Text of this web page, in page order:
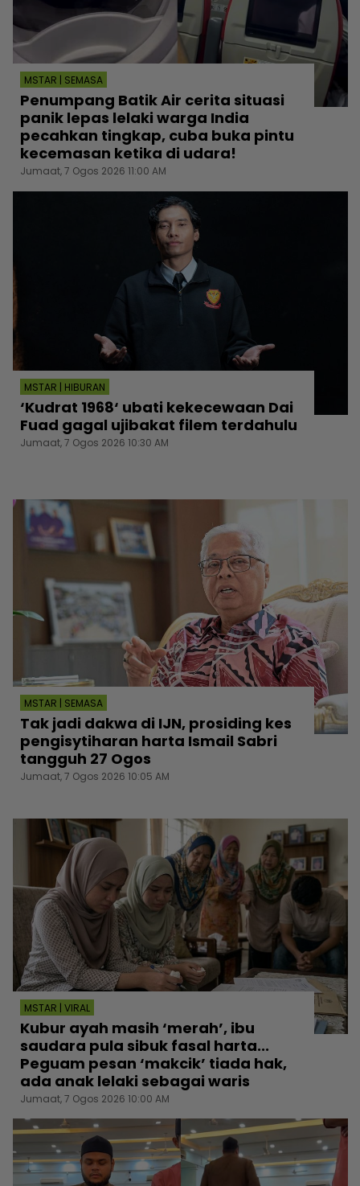
MSTAR | SEMASA
Penumpang Batik Air cerita situasi
panik lepas lelaki warga India
pecahkan tingkap, cuba buka pintu
kecemasan ketika di udara!
Jumaat, 7 Ogos 2026 11:00 AM
MSTAR | HIBURAN
‘Kudrat 1968‘ ubati kekecewaan Dai
Fuad gagal ujibakat filem terdahulu
Jumaat, 7 Ogos 2026 10:30 AM
MSTAR | SEMASA
Tak jadi dakwa di IJN, prosiding kes
pengisytiharan harta Ismail Sabri
tangguh 27 Ogos
Jumaat, 7 Ogos 2026 10:05 AM
MSTAR | VIRAL
Kubur ayah masih ‘merah’, ibu
saudara pula sibuk fasal harta...
Peguam pesan ‘makcik’ tiada hak,
ada anak lelaki sebagai waris
Jumaat, 7 Ogos 2026 10:00 AM